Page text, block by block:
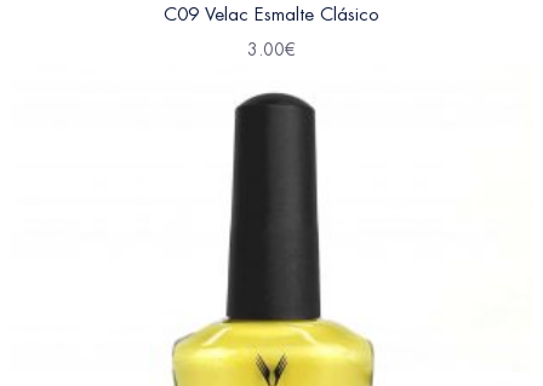
C09 Velac Esmalte Clásico
3.00€